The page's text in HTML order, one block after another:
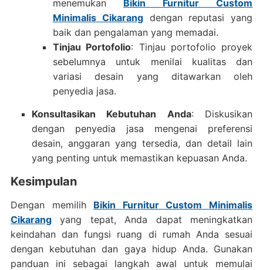
menemukan Bikin
Furnitur Custom
Minimalis Cikarangdengan reputasi yang
baik dan pengalaman yang memadai.
Tinjau Portofolio: Tinjau portofolio proyek
sebelumnya untuk menilai kualitas dan
variasi desain yang ditawarkan oleh
penyedia jasa.
Konsultasikan Kebutuhan Anda: Diskusikan
dengan penyedia jasa mengenai preferensi
desain, anggaran yang tersedia, dan detail lain
yang penting untuk memastikan kepuasan Anda.
Kesimpulan
Dengan memilih Bikin Furnitur Custom Minimalis
Cikarangyang tepat, Anda dapat meningkatkan
keindahan dan fungsi ruang di rumah Anda sesuai
dengan kebutuhan dan gaya hidup Anda. Gunakan
panduan ini sebagai langkah awal untuk memulai